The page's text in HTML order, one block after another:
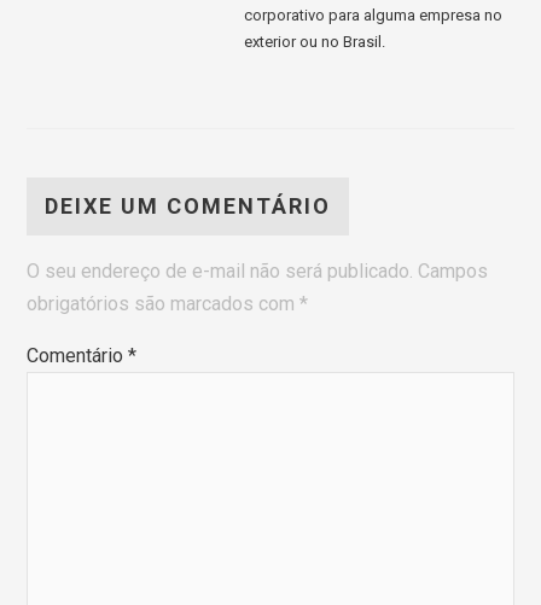
corporativo para alguma empresa no
exterior ou no Brasil.
DEIXE UM COMENTÁRIO
O seu endereço de e-mail não será publicado. Campos
obrigatórios são marcados com*
Comentário*